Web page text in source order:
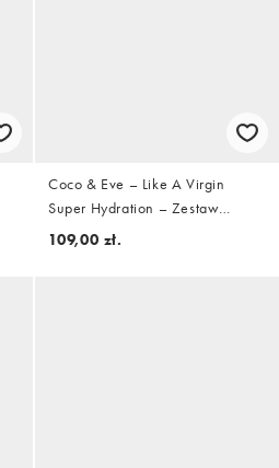
Coco & Eve – Like A Virgin
Super Hydration – Zestaw
produktów nawilżających do
109,00 zł.